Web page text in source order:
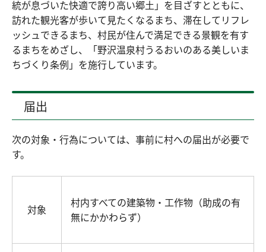
統が息づいた快適で誇り高い郷土」を目ざすとともに、
訪れた観光客が歩いて見たくなるまち、滞在してリフレ
ッシュできるまち、村民が住んで満足できる景観を有す
るまちをめざし、「野沢温泉村うるおいのある美しいま
ちづくり条例」を施行しています。
届出
次の対象・行為については、事前に村への届出が必要で
す。
対象
村内すべての建築物・工作物（助成の有
無にかかわらず）